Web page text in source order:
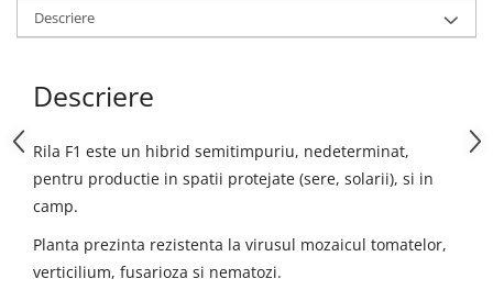
Descriere
Descriere
Rila F1 este un hibrid semitimpuriu, nedeterminat,
pentru productie in spatii protejate (sere, solarii), si in
camp.
Planta prezinta rezistenta la virusul mozaicul tomatelor,
verticilium, fusarioza si nematozi.